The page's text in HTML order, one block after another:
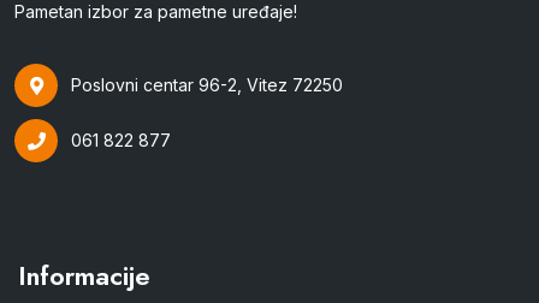
Pametan izbor za pametne uređaje!
Poslovni centar 96-2, Vitez 72250
061 822 877
Informacije